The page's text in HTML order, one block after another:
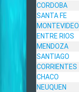
CORDOBA
SANTA FE
MONTEVIDEO
ENTRE RIOS
MENDOZA
SANTIAGO
CORRIENTES
CHACO
NEUQUEN